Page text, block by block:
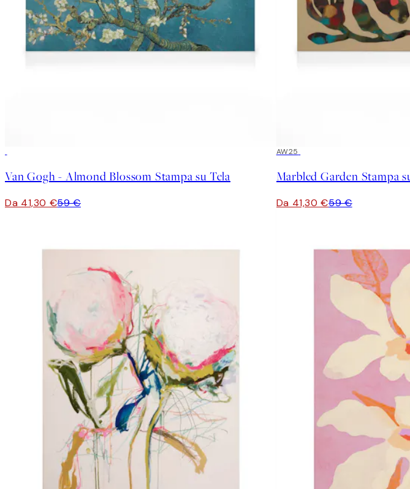
Van Gogh - Almond Blossom Stampa su Tela
Da 41,30 €59 €
30%*
AW25
Marbled Garden Stampa
Da 41,30 €59 €